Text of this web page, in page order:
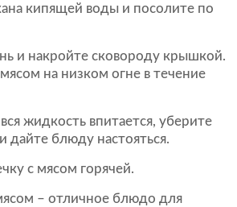
кипящей воды и посолите по
и накройте сковороду крышкой.
мясом на низком огне в течение
жидкость впитается, уберите
дайте блюду настояться.
с мясом горячей.
– отличное блюдо для